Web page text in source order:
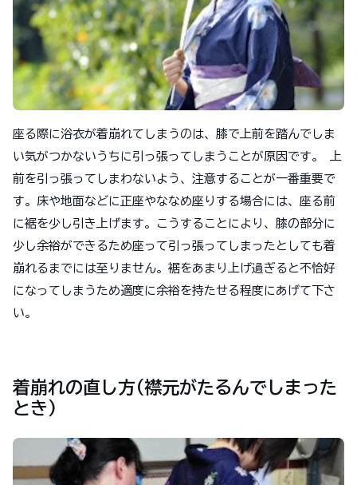
座る際に浴衣が着崩れてしまうのは、膝で上前を踏んでしま
い気がつかないうちに引っ張ってしまうことが原因です。 上
前を引っ張ってしまわないよう、注意することが一番重要で
す。床や地面などに正座やななめ座りする場合には、座る前
に裾を少し引き上げます。こうすることにより、膝の部分に
少し余裕ができるため座って引っ張ってしまったとしても着
崩れるまでには至りません。裾をあまり上げ過ぎると不恰好
になってしまうため適度に余裕を持たせる程度にあげて下さ
い。
着崩れの直し方(襟元がたるんでしまった
とき)